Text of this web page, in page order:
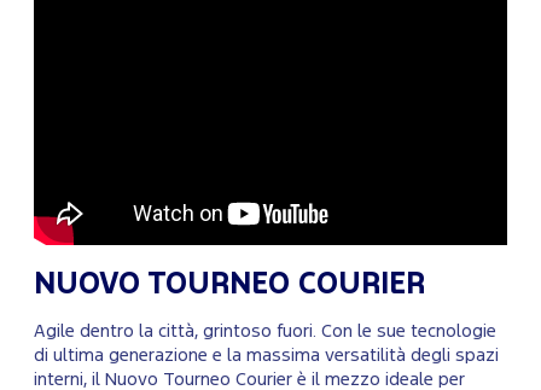
NUOVO TOURNEO COURIER
Agile dentro la città, grintoso fuori. Con le sue tecnologie
di ultima generazione e la massima versatilità degli spazi
interni, il Nuovo Tourneo Courier è il mezzo ideale per